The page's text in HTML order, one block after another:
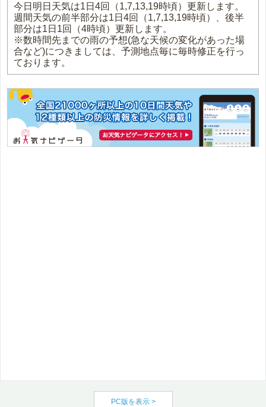
今日明日天気は1日4回（1,7,13,19時頃）更新します。
週間天気の前半部分は1日4回（1,7,13,19時頃）、後半
部分は1日1回（4時頃）更新します。
※数時間先までの雨の予想(急な天候の変化があった場
合など)につきましては、予測地点毎に毎時修正を行っ
ております。
PC版を表示 >